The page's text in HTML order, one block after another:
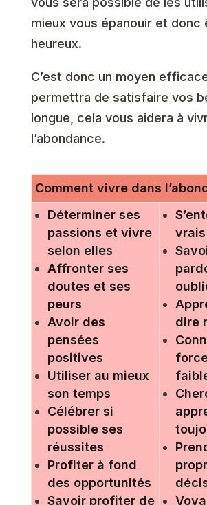
mieux vous épanouir et donc
heureux.
C’est donc un moyen
permettra de satisfaire vos
longue, cela vous aidera à
l’abondance.
Comment vivre dans
Déterminer ses
passions et vivre
selon elles
Affronter ses
doutes et ses
peurs
Avoir des
pensées
positives
Utiliser au mieux
son temps
Célébrer si
possible ses
réussites
Profiter à fond
des opportunités
Savoir profiter de
dire